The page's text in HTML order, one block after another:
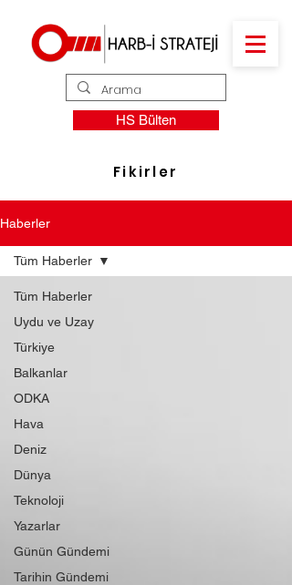
HS Bülten
Fikirler
Haberler
Tüm Haberler
Uydu ve Uzay
Türkiye
Balkanlar
ODKA
Hava
Deniz
Dünya
Teknoloji
Yazarlar
Günün Gündemi
Tarihin Gündemi
Tüm Haberler